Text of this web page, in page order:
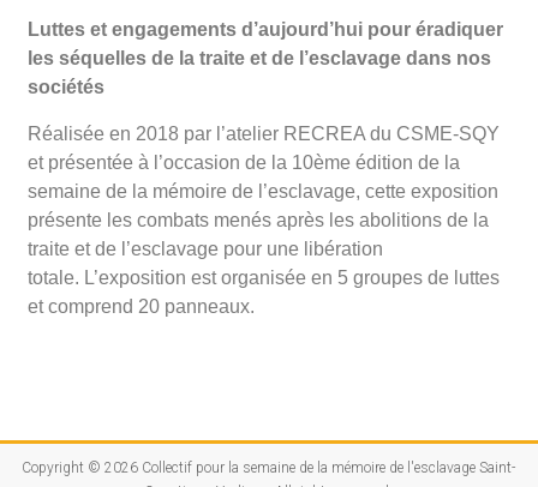
Luttes et engagements d’aujourd’hui pour éradiquer
les séquelles de la traite et de l’esclavage dans nos
sociétés
Réalisée en 2018 par l’atelier RECREA du CSME-SQY
et présentée à l’occasion de la 10ème édition de la
semaine de la mémoire de l’esclavage, cette exposition
présente les combats menés après les abolitions de la
traite et de l’esclavage pour une libération
totale. L’exposition est organisée en 5 groupes de luttes
et comprend 20 panneaux.
Copyright © 2026 Collectif pour la semaine de la mémoire de l'esclavage Saint-